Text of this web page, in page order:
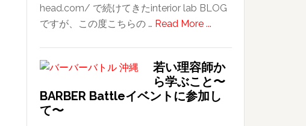
夜
市
head.com/ で続けてきたinterior lab BLOG
ですが、この度こちらの … Read More ...
か
ら
新
若い理容師か
ら学ぶこと〜
BARBER Battleイベントに参加し
て〜